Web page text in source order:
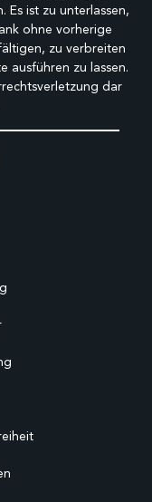
ist zu unterlassen,
ohne vorherige
zu verbreiten
ausführen zu lassen.
dar